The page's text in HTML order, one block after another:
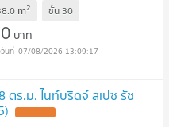
m2 ชั้น 30
บาท
07/08/2026 13:09:17
ร.ม. ไนท์บริดจ์ สเปซ รัช